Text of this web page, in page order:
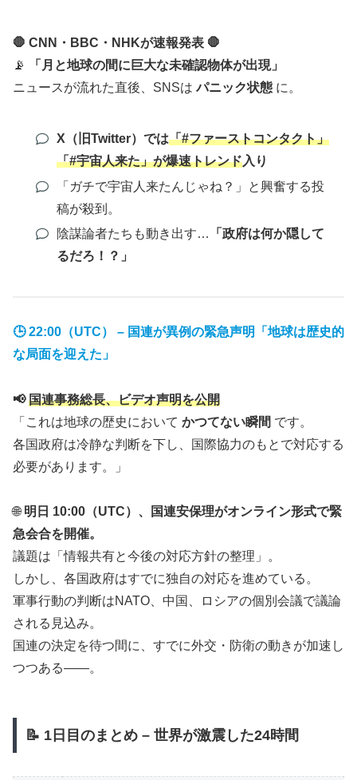
🛑 CNN・BBC・NHKが速報発表 🛑
📡
「月と地球の間に巨大な未確認物体が出現」
ニュースが流れた直後、SNSはパニック状態 に。
X（旧Twitter）では「#ファーストコンタクト」
「#宇宙人来た」が爆速トレンド入り
「ガチで宇宙人来たんじゃね？」と興奮する投
稿が殺到。
陰謀論者たちも動き出す…
「政府は何か隠して
るだろ！？」
🕒 22:00（UTC） – 国連が異例の緊急声明「地球は歴史的
な局面を迎えた」
📢国連事務総長、ビデオ声明を公開
「これは地球の歴史において かつてない瞬間 です。
各国政府は冷静な判断を下し、国際協力のもとで対応する
必要があります。」
🌐 明日 10:00（UTC）、国連安保理がオンライン形式で緊
急会合を開催。
議題は「情報共有と今後の対応方針の整理」。
しかし、各国政府はすでに独自の対応を進めている。
軍事行動の判断はNATO、中国、ロシアの個別会議で議論
される見込み。
国連の決定を待つ間に、すでに外交・防衛の動きが加速し
つつある――。
📝 1日目のまとめ – 世界が激震した24時間